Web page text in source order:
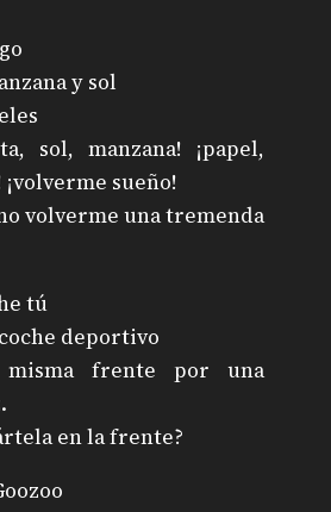
y sol
sol, manzana! ¡papel,
sueño!
volverme una tremenda
tú
deportivo
frente por una
en la frente?